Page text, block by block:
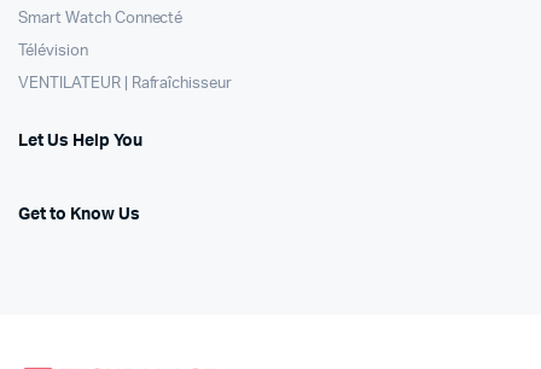
Smart Watch Connecté
Télévision
VENTILATEUR | Rafraîchisseur
Let Us Help You
Get to Know Us